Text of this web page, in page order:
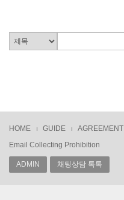
HOME GUIDE AGREEMENT
Email Collecting Prohibition
ADMIN 채팅상담 톡톡